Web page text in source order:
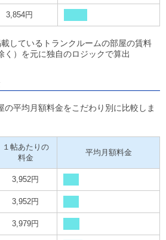
3,854円
しているトランクルームの部屋の賃料
く）を元に独自のロジックで算出
の平均月額料金をこだわり別に比較しま
１帖あたりの
料金
平均月額料金
3,952円
3,952円
3,979円